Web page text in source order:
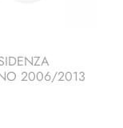
2006/2013